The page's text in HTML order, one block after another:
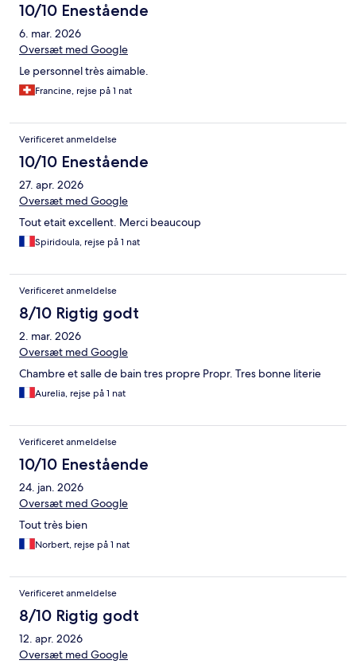
10/10 Enestående
6. mar. 2026
Oversæt med Google
Le personnel très aimable.
Francine, rejse på 1 nat
Verificeret anmeldelse
10/10 Enestående
27. apr. 2026
Oversæt med Google
Tout etait excellent. Merci beaucoup
Spiridoula, rejse på 1 nat
Verificeret anmeldelse
8/10 Rigtig godt
2. mar. 2026
Oversæt med Google
Chambre et salle de bain tres propre Propr. Tres bonne literie
Aurelia, rejse på 1 nat
Verificeret anmeldelse
10/10 Enestående
24. jan. 2026
Oversæt med Google
Tout très bien
Norbert, rejse på 1 nat
Verificeret anmeldelse
8/10 Rigtig godt
12. apr. 2026
Oversæt med Google